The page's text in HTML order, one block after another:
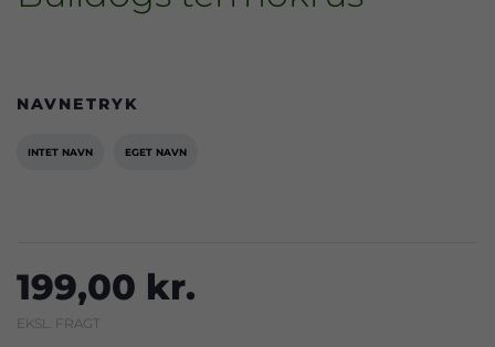
NAVNETRYK
INTET NAVN EGET NAVN
199,00 kr.
EKSL. FRAGT